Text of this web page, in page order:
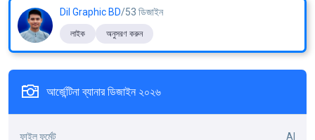
Dil Graphic BD/53 ডিজাইন
লাইক অনুসরণ করুন
আর্জেন্টিনা ব্যানার ডিজাইন ২০২৬
ফাইল ফর্মেট
AI